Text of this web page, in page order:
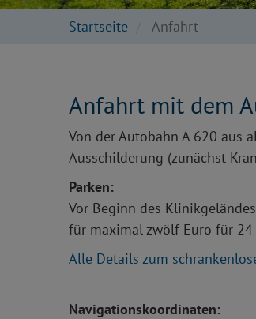
Startseite Anfahrt
Anfahrt mit dem
Von der Autobahn A 620 aus
Ausschilderung (zunächst
Parken:
Vor Beginn des
für maximal zwölf Euro für
Alle Details zum
Navigationskoordinaten: